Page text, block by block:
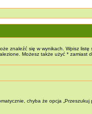
znaleźć się w wynikach. Wpisz listę
Możesz także użyć * zamiast
chyba że opcja „Przeszukuj